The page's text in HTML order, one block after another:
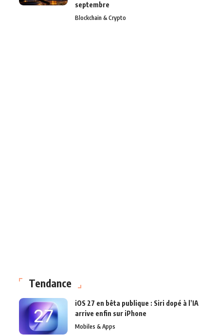
septembre
Blockchain & Crypto
Tendance
iOS 27 en bêta publique : Siri dopé à l’IA
arrive enfin sur iPhone
Mobiles & Apps